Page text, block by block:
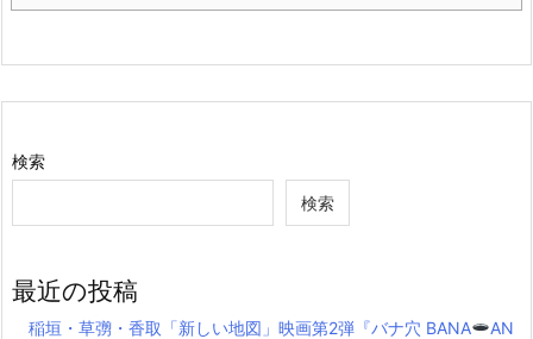
検索
検索
最近の投稿
稲垣・草彅・香取「新しい地図」映画第2弾『バナ穴 BANA
AN